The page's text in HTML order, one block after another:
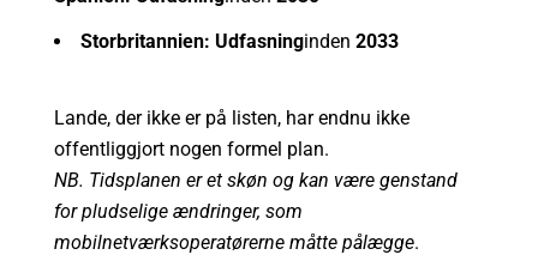
Storbritannien: Udfasninginden 2033
Lande, der ikke er på listen, har endnu ikke
offentliggjort nogen formel plan.
NB. Tidsplanen er et skøn og kan være genstand
for pludselige ændringer, som
mobilnetværksoperatørerne måtte pålægge.